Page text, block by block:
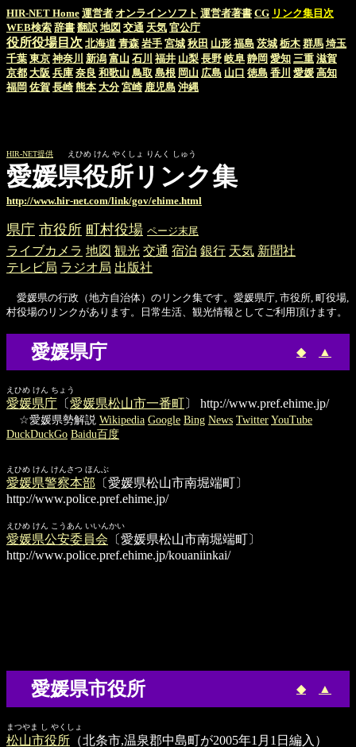
HIR-NET Home 運営者 オンラインソフト 運営者著書 CG リンク集目次
WEB検索 辞書 翻訳 地図 交通 天気 官公庁
役所役場目次 北海道 青森 岩手 宮城 秋田 山形 福島 茨城 栃木 群馬 埼玉
千葉 東京 神奈川 新潟 富山 石川 福井 山梨 長野 岐阜 静岡 愛知 三重 滋賀
京都 大阪 兵庫 奈良 和歌山 鳥取 島根 岡山 広島 山口 徳島 香川 愛媛 高知
福岡 佐賀 長崎 熊本 大分 宮崎 鹿児島 沖縄
HIR-NET提供 えひめ けん やくしょ りんく しゅう
愛媛県役所リンク集
http://www.hir-net.com/link/gov/ehime.html
県庁 市役所 町村役場 ページ末尾
ライブカメラ 地図 観光 交通 宿泊 銀行 天気 新聞社
テレビ局 ラジオ局 出版社
愛媛県の行政（地方自治体）のリンク集です。愛媛県庁, 市役所, 町役場,
村役場のリンクがあります。日常生活、観光情報としてご利用頂けます。
愛媛県庁 ◆ ▲
えひめ けん ちょう
愛媛県庁 〔愛媛県松山市一番町〕 http://www.pref.ehime.jp/
☆愛媛県勢解説 Wikipedia Google Bing News Twitter YouTube
DuckDuckGo Baidu百度
えひめ けん けんさつ ほんぶ
愛媛県警察本部 〔愛媛県松山市南堀端町〕
http://www.police.pref.ehime.jp/
えひめ けん こうあん いいんかい
愛媛県公安委員会 〔愛媛県松山市南堀端町〕
http://www.police.pref.ehime.jp/kouaniinkai/
愛媛県市役所 ◆ ▲
まつやま し やくしょ
松山市役所 （北条市,温泉郡中島町が2005年1月1日編入）